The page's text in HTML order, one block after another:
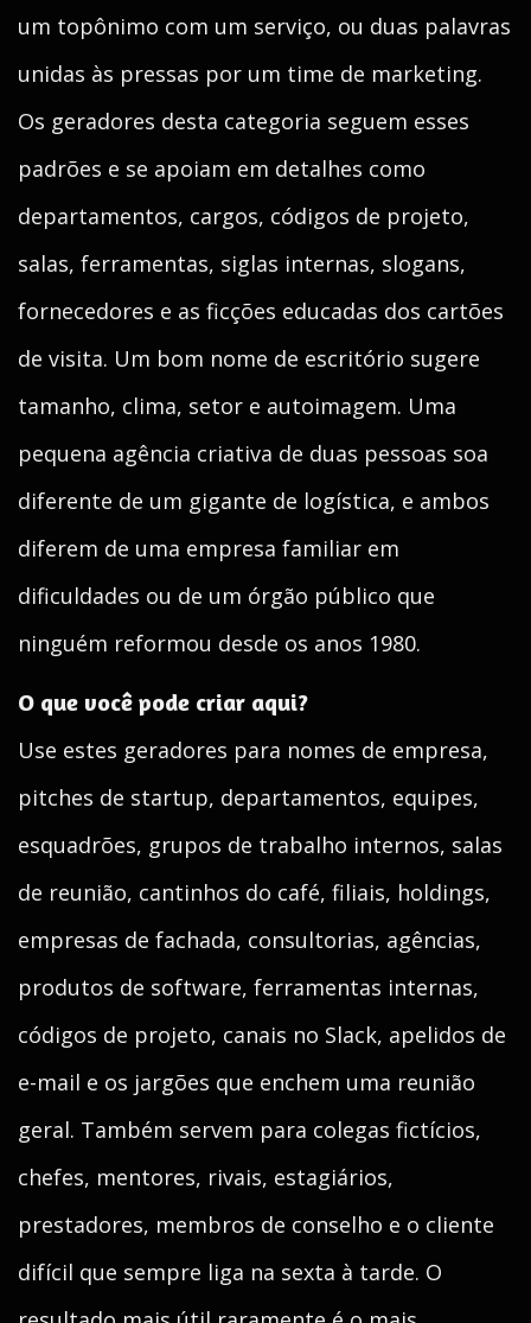
um topônimo com um serviço, ou duas palavras
unidas às pressas por um time de marketing.
Os geradores desta categoria seguem esses
padrões e se apoiam em detalhes como
departamentos, cargos, códigos de projeto,
salas, ferramentas, siglas internas, slogans,
fornecedores e as ficções educadas dos cartões
de visita. Um bom nome de escritório sugere
tamanho, clima, setor e autoimagem. Uma
pequena agência criativa de duas pessoas soa
diferente de um gigante de logística, e ambos
diferem de uma empresa familiar em
dificuldades ou de um órgão público que
ninguém reformou desde os anos 1980.
O que você pode criar aqui?
Use estes geradores para nomes de empresa,
pitches de startup, departamentos, equipes,
esquadrões, grupos de trabalho internos, salas
de reunião, cantinhos do café, filiais, holdings,
empresas de fachada, consultorias, agências,
produtos de software, ferramentas internas,
códigos de projeto, canais no Slack, apelidos de
e-mail e os jargões que enchem uma reunião
geral. Também servem para colegas fictícios,
chefes, mentores, rivais, estagiários,
prestadores, membros de conselho e o cliente
difícil que sempre liga na sexta à tarde. O